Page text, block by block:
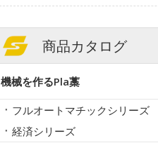
商品カタログ
機械を作るPla藁
フルオートマチックシリーズ
経済シリーズ